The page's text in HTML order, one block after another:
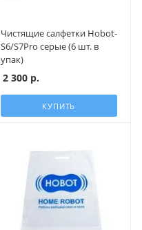
Чистящие салфетки Hobot-
S6/S7Pro серые (6 шт. в
упак)
2 300р.
КУПИТЬ